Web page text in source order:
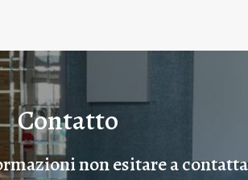
Contatto
non esitare a